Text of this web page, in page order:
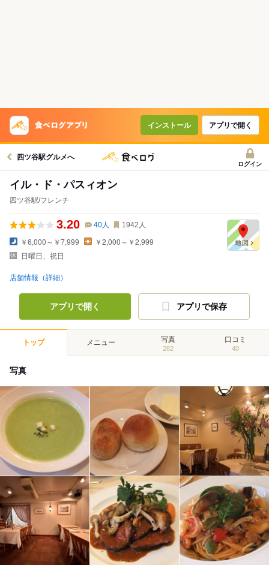
インストール アプリで開く
四ツ谷駅グルメへ
ログイン
イル・ド・パスィオン
四ツ谷駅/フレンチ
3.20 40人 1942 人
￥6,000～￥7,999
￥2,000～￥2,999
日曜日、祝日
店舗情報（詳細）
アプリで開く アプリで保存
トップ メニュー 写真
282
口コミ
40
写真